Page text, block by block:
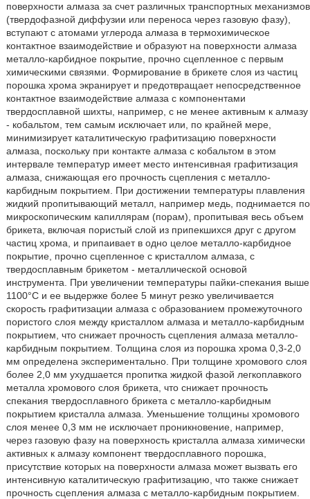
поверхности алмаза за счет различных транспортных механизмов
(твердофазной диффузии или переноса через газовую фазу),
вступают с атомами углерода алмаза в термохимическое
контактное взаимодействие и образуют на поверхности алмаза
металло-карбидное покрытие, прочно сцепленное с первым
химическими связями. Формирование в брикете слоя из частиц
порошка хрома экранирует и предотвращает непосредственное
контактное взаимодействие алмаза с компонентами
твердосплавной шихты, например, с не менее активным к алмазу
- кобальтом, тем самым исключает или, по крайней мере,
минимизирует каталитическую графитизацию поверхности
алмаза, поскольку при контакте алмаза с кобальтом в этом
интервале температур имеет место интенсивная графитизация
алмаза, снижающая его прочность сцепления с металло-
карбидным покрытием. При достижении температуры плавления
жидкий пропитывающий металл, например медь, поднимается по
микроскопическим капиллярам (порам), пропитывая весь объем
брикета, включая пористый слой из припекшихся друг с другом
частиц хрома, и припаивает в одно целое металло-карбидное
покрытие, прочно сцепленное с кристаллом алмаза, с
твердосплавным брикетом - металлической основой
инструмента. При увеличении температуры пайки-спекания выше
1100°С и ее выдержке более 5 минут резко увеличивается
скорость графитизации алмаза с образованием промежуточного
пористого слоя между кристаллом алмаза и металло-карбидным
покрытием, что снижает прочность сцепления алмаза металло-
карбидным покрытием. Толщина слоя из порошка хрома 0,3-2,0
мм определена экспериментально. При толщине хромового слоя
более 2,0 мм ухудшается пропитка жидкой фазой легкоплавкого
металла хромового слоя брикета, что снижает прочность
спекания твердосплавного брикета с металло-карбидным
покрытием кристалла алмаза. Уменьшение толщины хромового
слоя менее 0,3 мм не исключает проникновение, например,
через газовую фазу на поверхность кристалла алмаза химически
активных к алмазу компонент твердосплавного порошка,
присутствие которых на поверхности алмаза может вызвать его
интенсивную каталитическую графитизацию, что также снижает
прочность сцепления алмаза с металло-карбидным покрытием.